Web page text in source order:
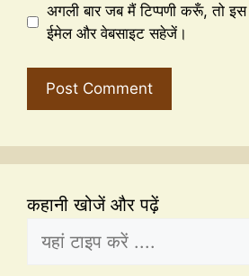
अगली बार जब मैं टिप्पणी करूँ, तो इस
ईमेल और वेबसाइट सहेजें।
कहानी खोजें और पढ़ें